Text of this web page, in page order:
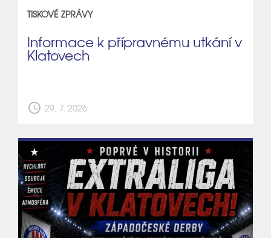
TISKOVÉ ZPRÁVY
Informace k přípravnému utkání v
Klatovech
schedule 29. 7. 2026